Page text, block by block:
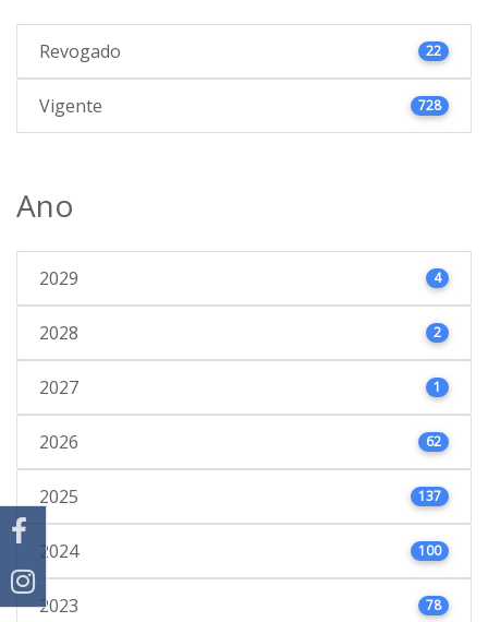
Revogado 22
Vigente 728
Ano
2029 4
2028 2
2027 1
2026 62
2025 137
2024 100
2023 78